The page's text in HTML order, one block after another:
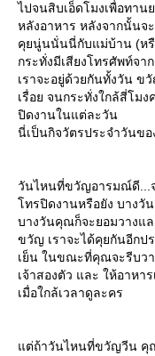
ไปจนสิบเอ็ดโมงเพื่อทา
หลังอาหาร หลังจากนั้นจ
คุยนู่นนั่นนี่กับแม่บ้าน (หรื
กระทั่งมีเสียงโทรศัพท์จ
เราจะอยู่ด้วยกันทั้งวัน ข
เรื่อย จนกระทั่งใกล้สี่โม
ปิดงานในแต่ละวัน
นี่เป็นกิจวัตรประจำวันข
วันไหนที่ขวัญอารมณ์ดี...
ทรปิดงานหรือยัง บางวัน
บางวันคุณก็จะยอมวางแ
ขวัญ เราจะได้คุยกันอีก
เย็น ในขณะที่คุณจะรีบว
เจ้าสองตัว และ ให้อาหา
เมื่อใกล้เวลาดูละคร
ต่ถ้าวันไหนที่ขวัญวีน คุณ